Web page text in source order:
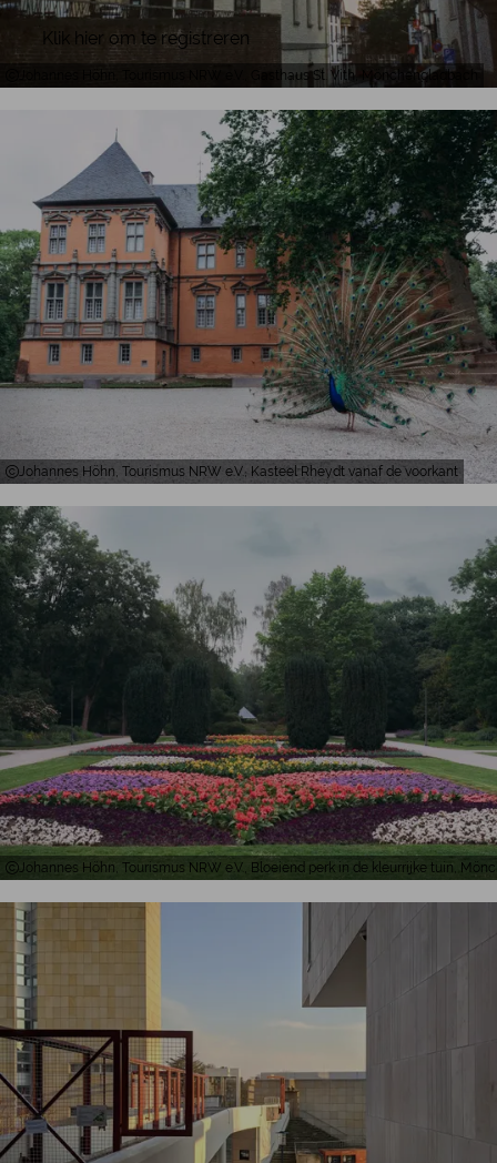
Johannes Höhn, Tourismus NRW e.V., Gasthaus St. Vith, Mönchengladbach
Johannes Höhn, Tourismus NRW e.V., Kasteel Rheydt vanaf de voorkant
Johannes Höhn, Tourismus NRW e.V., Bloeiend perk in de kleurrijke tuin,
Klik hier om te registreren